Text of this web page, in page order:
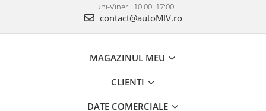
Luni-Vineri: 10:00: 17:00
contact@autoMIV.ro
MAGAZINUL MEU
CLIENTI
DATE COMERCIALE